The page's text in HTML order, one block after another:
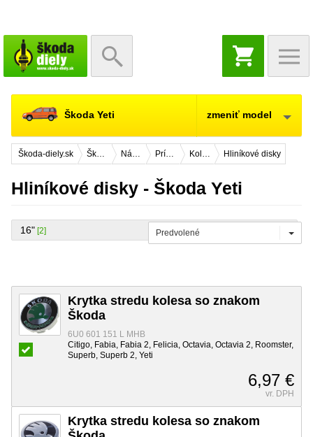
NÁKUPNÝ
KOŠÍK
Škoda Yeti zmeniť model
Škoda-diely.sk Škoda Yeti Náhradné diely Príslušenstvo Kolo oceľové, hliníkové Hliníkové disky
Hliníkové disky - Škoda Yeti
16" [2]
Krytka stredu kolesa so znakom
Škoda
6U0 601 151 L MHB
Citigo, Fabia, Fabia 2, Felicia, Octavia, Octavia 2, Roomster,
Superb, Superb 2, Yeti
6,97 €
vr. DPH
Krytka stredu kolesa so znakom
Predvolené